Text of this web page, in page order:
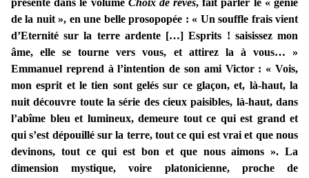
présente dans le volume Choix de rêves, fait parler le « génie
de la nuit », en une belle prosopopée : « Un souffle frais vient
d’Eternité sur la terre ardente […] Esprits ! saisissez mon
âme, elle se tourne vers vous, et attirez la à vous… »
Emmanuel reprend à l’intention de son ami Victor : « Vois,
mon esprit et le tien sont gelés sur ce glaçon, et, là-haut, la
nuit découvre toute la série des cieux paisibles, là-haut, dans
l’abîme bleu et lumineux, demeure tout ce qui est grand et
qui s’est dépouillé sur la terre, tout ce qui est vrai et que nous
devinons, tout ce qui est bon et que nous aimons ». La
dimension mystique, voire platonicienne, proche de